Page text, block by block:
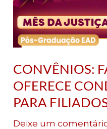
CONVÊNIOS:
OFERECE
PARA
Deixe um
FILIADOS(AS)